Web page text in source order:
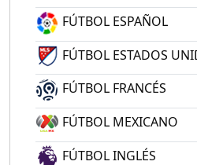
FÚTBOL ESPAÑOL
FÚTBOL ESTADOS
FÚTBOL FRANCÉS
FÚTBOL MEXICANO
FÚTBOL INGLÉS